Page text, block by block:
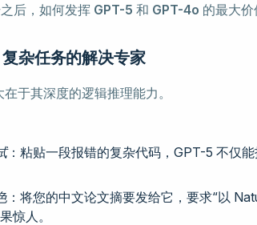
后，如何发挥 GPT-5 和 GPT-4o 的最大价
杂任务的解决专家
在于其深度的逻辑推理能力。
：粘贴一段报错的复杂代码，GPT-5 不仅
：将您的中文论文摘要发给它，要求“以
惊人。